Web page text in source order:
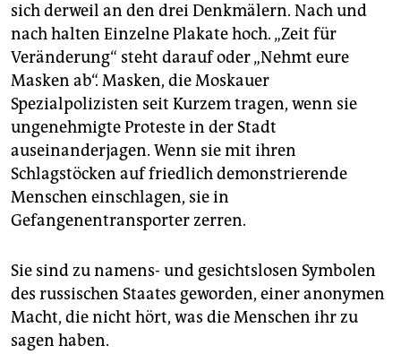
sich derweil an den drei Denkmälern. Nach und
nach halten Einzelne Plakate hoch. „Zeit für
Veränderung“ steht darauf oder „Nehmt eure
Masken ab“. Masken, die Moskauer
Spezialpolizisten seit Kurzem tragen, wenn sie
ungenehmigte Proteste in der Stadt
auseinanderjagen. Wenn sie mit ihren
Schlagstöcken auf friedlich demonstrierende
Menschen einschlagen, sie in
Gefangenentransporter zerren.
Sie sind zu namens- und gesichtslosen Symbolen
des russischen Staates geworden, einer anonymen
Macht, die nicht hört, was die Menschen ihr zu
sagen haben.